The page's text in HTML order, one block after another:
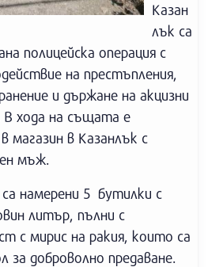
Казан
лък са
полицейска операция с
на престъпления,
и държане на акцизни
В хода на същата е
магазин в Казанлък с
мъж.
намерени 5 бутилки с
литър, пълни с
с мирис на ракия, които са
за доброволно предаване.